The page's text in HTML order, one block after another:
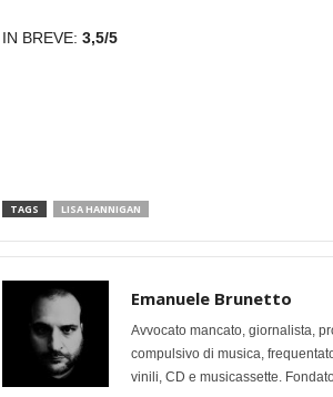
IN BREVE: 3,5/5
TAGS LISA HANNIGAN
Emanuele Brunetto
Avvocato mancato, giornalista,
compulsivo di musica,
vinili, CD e musicassette.